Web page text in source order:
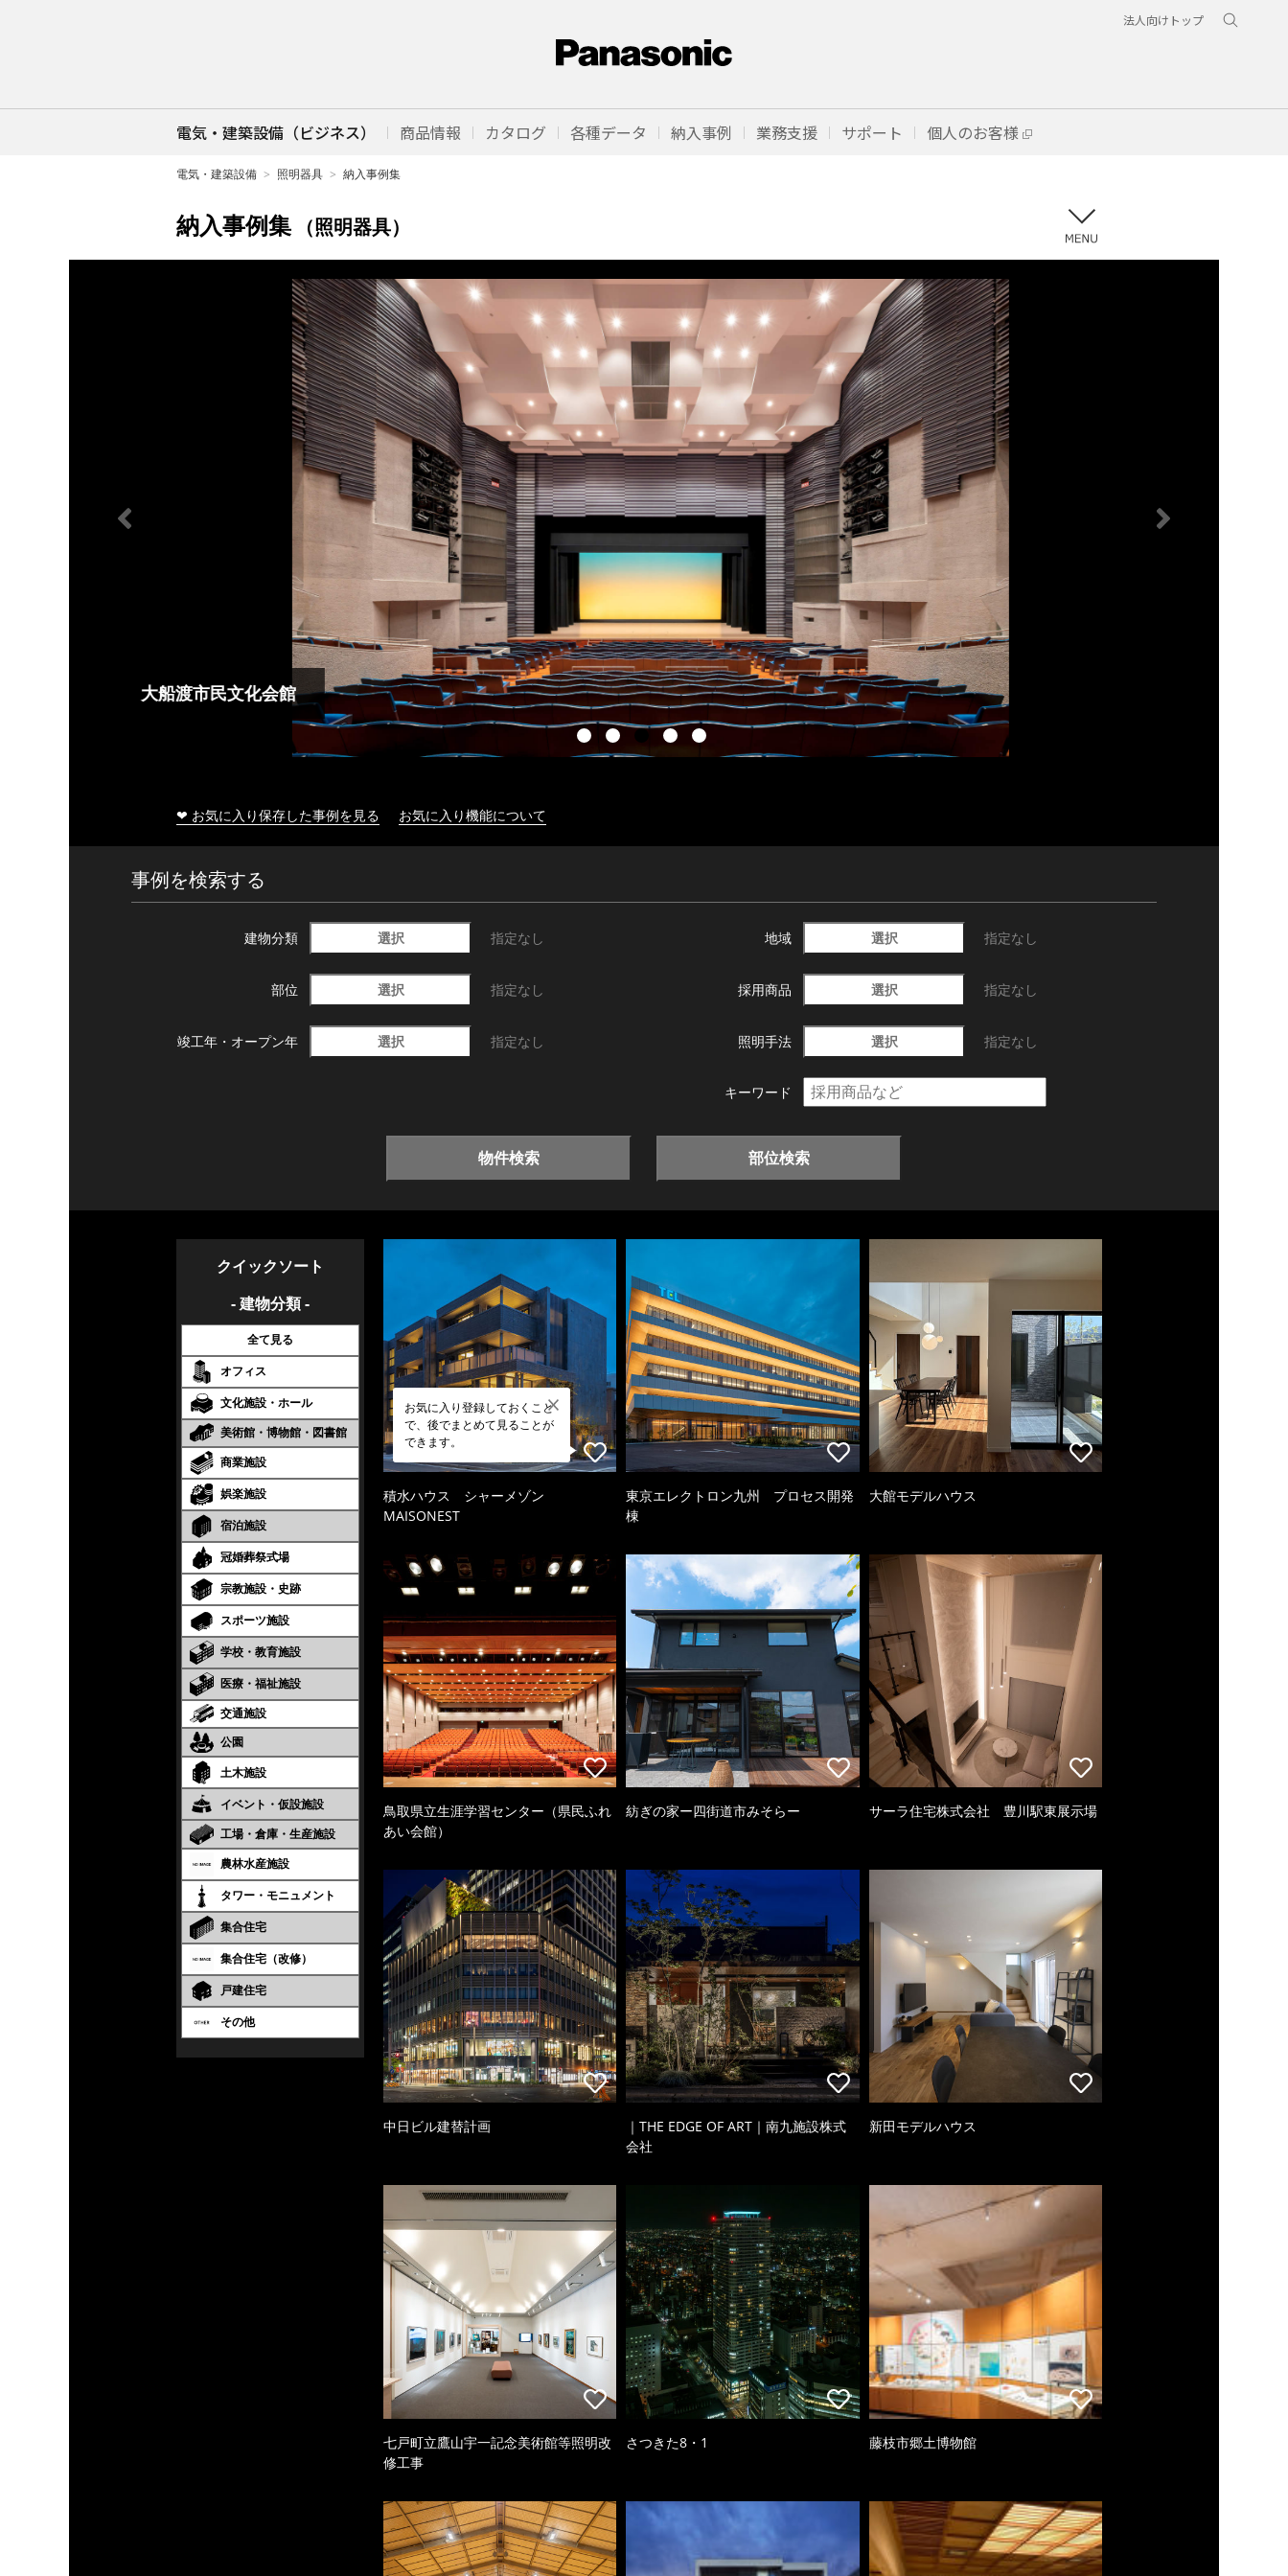
法人向けトップ
電気・建築設備（ビジネス） 商品情報 カタログ 各種データ 納入事例 業務支援 サポート 個人のお客様
電気・建築設備 照明器具 納入事例集
納入事例集 （照明器具）
大船渡市民文化会館
❤ お気に入り保存した事例を見る お気に入り機能について
事例を検索する
建物分類 選択 指定なし 地域 選択 指定なし
部位 選択 指定なし 採用商品 選択 指定なし
竣工年・ オープン年 選択 指定なし 照明手法 選択 指定なし
キーワード
物件検索 部位検索
クイックソート
- 建物分類 -
全て見る
オフィス
文化施設・ホール
美術館・博物館・図書館
商業施設
娯楽施設
宿泊施設
冠婚葬祭式場
宗教施設・史跡
スポーツ施設
学校・教育施設
医療・福祉施設
交通施設
公園
土木施設
イベント・仮設施設
工場・倉庫・生産施設
農林水産施設
タワー・モニュメント
集合住宅
集合住宅（改修）
戸建住宅
その他
お気に入り登録しておくこと
で、後でまとめて見ることが
できます。
積水ハウス シャーメゾン
MAISONEST
東京エレクトロン九州 プロセス開発
棟
大館モデルハウス
鳥取県立生涯学習センター（県民ふれ
あい会館）
紡ぎの家ー四街道市みそらー サーラ住宅株式会社 豊川駅東展示場
中日ビル建替計画
｜THE EDGE OF ART｜南九施設株式
会社
新田モデルハウス
七戸町立鷹山宇一記念美術館等照明改
修工事
さつきた8・1 藤枝市郷土博物館